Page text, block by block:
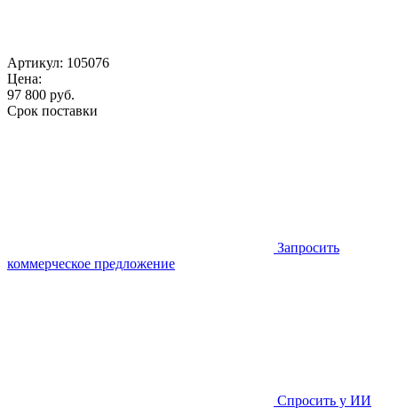
Артикул: 105076
Цена:
97 800 руб.
Срок поставки
Запросить
коммерческое предложение
Спросить у ИИ